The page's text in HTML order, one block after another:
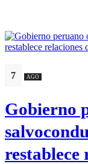
7 AGO
Gobierno
restablece